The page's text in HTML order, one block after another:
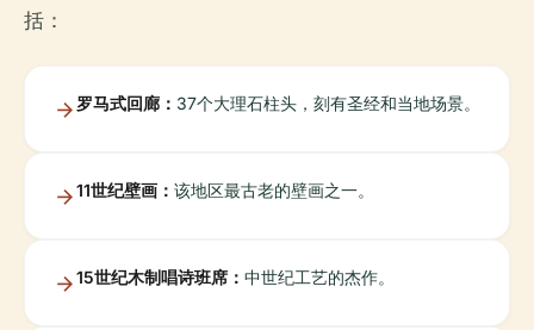
括：
罗马式回廊： 37个大理石柱头，刻有圣经和当地场景。
11世纪壁画： 该地区最古老的壁画之一。
15世纪木制唱诗班席： 中世纪工艺的杰作。